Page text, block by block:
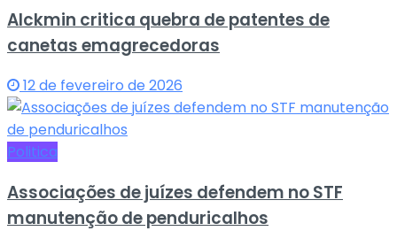
Alckmin critica quebra de patentes de
canetas emagrecedoras
12 de fevereiro de 2026
Politica
Associações de juízes defendem no STF
manutenção de penduricalhos